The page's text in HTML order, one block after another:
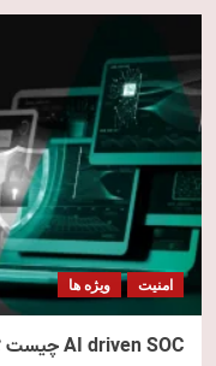
امنیت ویژه ها
AI driven SOC چیست ؟